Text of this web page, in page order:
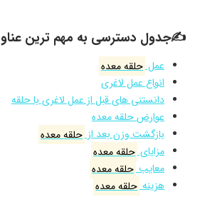
✍جدول دسترسی به مهم ترین
عملحلقه معده
انواع عمل لاغری
دانستنی های قبل از عمل لاغری با حلقه
عوارض حلقه معده
بازگشت وزن بعد ازحلقه معده
مزایایحلقه معده
معایبحلقه معده
هزینهحلقه معده